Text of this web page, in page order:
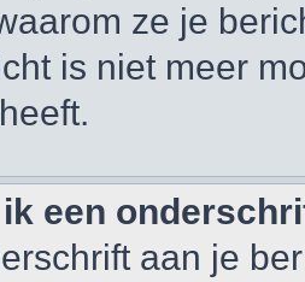
ze je
is niet meer
een
aan je